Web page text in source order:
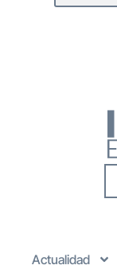
Actualidad